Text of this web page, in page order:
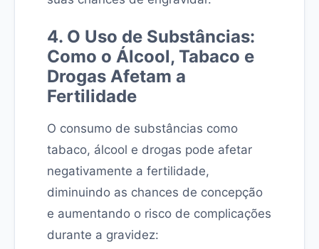
4. O Uso de Substâncias:
Como o Álcool, Tabaco e
Drogas Afetam a
Fertilidade
O consumo de substâncias como
tabaco, álcool e drogas pode afetar
negativamente a fertilidade,
diminuindo as chances de concepção
e aumentando o risco de complicações
durante a gravidez: